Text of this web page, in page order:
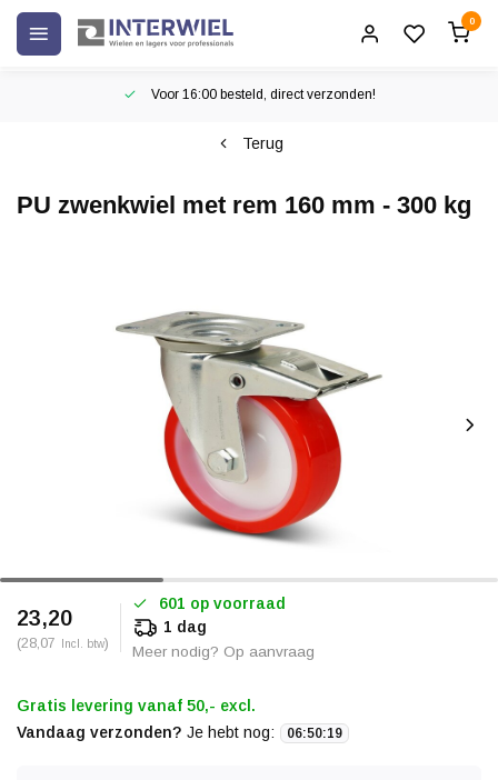
0
Voor 16:00 besteld, direct verzonden!
Terug
PU zwenkwiel met rem 160 mm - 300 kg
23,20
(28,07 Incl. btw)
601 op voorraad
1 dag
Meer nodig? Op aanvraag
Gratis levering vanaf 50,- excl.
Vandaag verzonden? Je hebt nog: 06:50:19